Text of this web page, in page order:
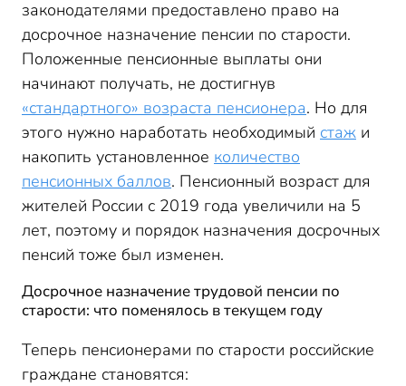
законодателями предоставлено право на
досрочное назначение пенсии по старости.
Положенные пенсионные выплаты они
начинают получать, не достигнув
«стандартного» возраста пенсионера. Но для
этого нужно наработать необходимый стаж и
накопить установленное количество
пенсионных баллов. Пенсионный возраст для
жителей России с 2019 года увеличили на 5
лет, поэтому и порядок назначения досрочных
пенсий тоже был изменен.
Досрочное назначение трудовой пенсии по
старости: что поменялось в текущем году
Теперь пенсионерами по старости российские
граждане становятся: